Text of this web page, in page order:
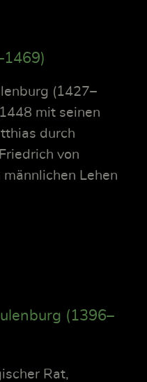
(1427–
mit seinen
durch
von
Lehen
(1396–
Rat,